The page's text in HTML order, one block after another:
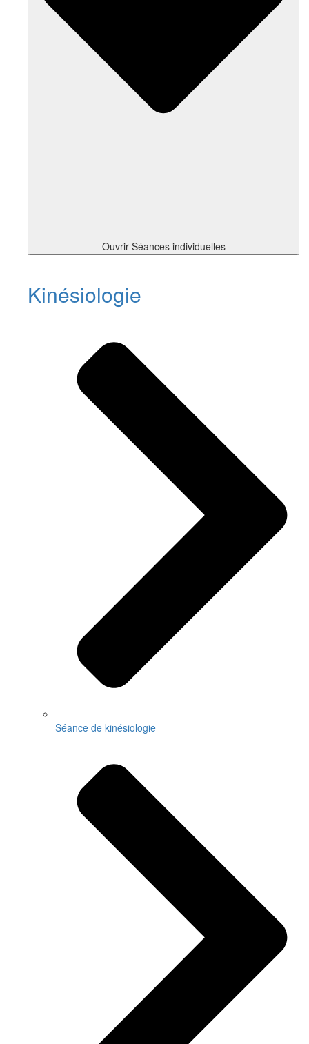
Ouvrir Séances individuelles
Kinésiologie
Séance de kinésiologie